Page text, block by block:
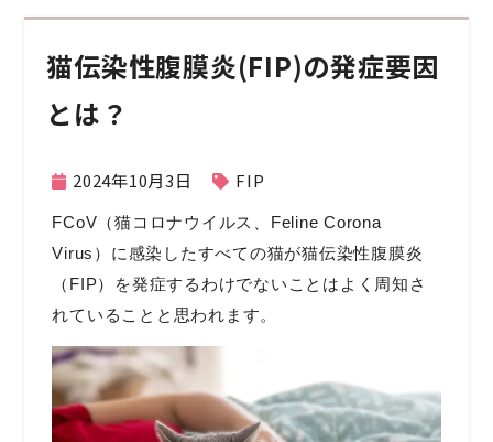
猫伝染性腹膜炎(FIP)の発症要因
とは？
2024年10月3日 FIP
FCoV（猫コロナウイルス、Feline Corona
Virus）に感染したすべての猫が猫伝染性腹膜炎
（FIP）を発症するわけでないことはよく周知さ
れていることと思われます。